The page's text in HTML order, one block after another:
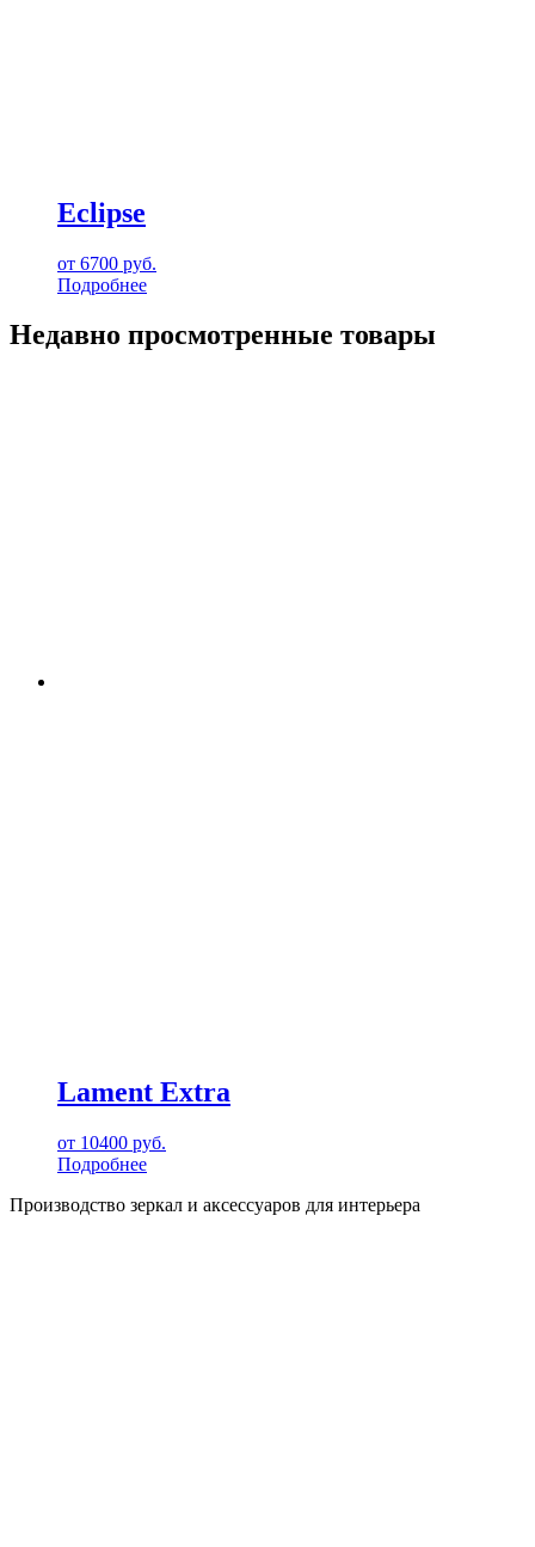
Eclipse
от 6700 руб.
Подробнее
Недавно просмотренные товары
Lament Extra
от 10400 руб.
Подробнее
Производство зеркал и аксессуаров для интерьера